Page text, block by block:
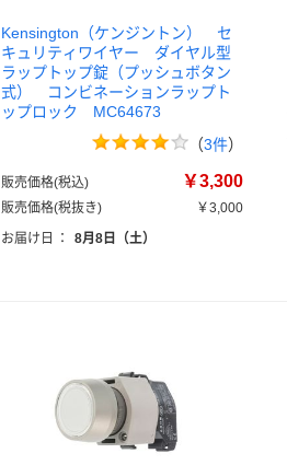
Kensington（ケンジントン） セ
キュリティワイヤー ダイヤル型
ラップトップ錠（プッシュボタン
式） コンビネーションラップト
ップロック MC64673
（3件）
販売価格(税込) ￥3,300
販売価格(税抜き)
￥3,000
お届け日
： 8月8日（土）